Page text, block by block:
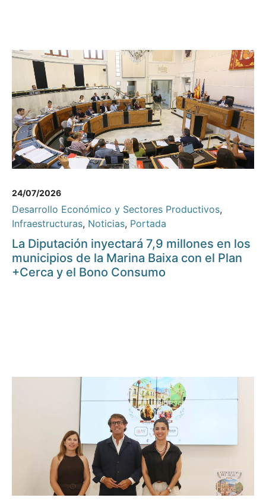
24/07/2026
Desarrollo Económico y Sectores Productivos,
Infraestructuras, Noticias, Portada
La Diputación inyectará 7,9 millones en los
municipios de la Marina Baixa con el Plan
+Cerca y el Bono Consumo